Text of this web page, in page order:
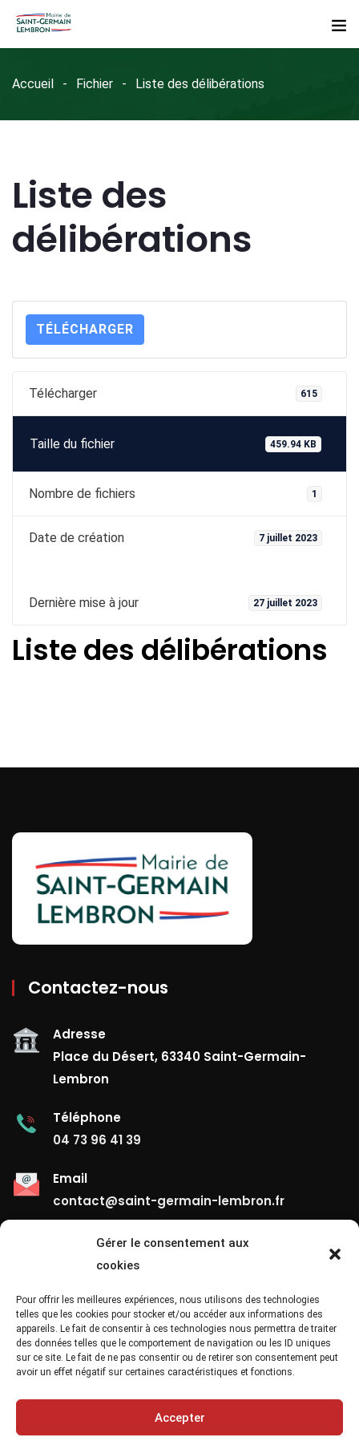
Gérer le consentement aux
cookies
Pour offrir les meilleures expériences, nous utilisons des technologies
telles que les cookies pour stocker et/ou accéder aux informations des
appareils. Le fait de consentir à ces technologies nous permettra de traiter
des données telles que le comportement de navigation ou les ID uniques
sur ce site. Le fait de ne pas consentir ou de retirer son consentement peut
avoir un effet négatif sur certaines caractéristiques et fonctions.
Accepter
Accueil Fichier Liste des délibérations
Liste des
délibérations
TÉLÉCHARGER
Télécharger 615
Taille du fichier 459.94 KB
Nombre de fichiers 1
Date de création 7 juillet 2023
Dernière mise à jour 27 juillet 2023
Liste des délibérations
Contactez-nous
Adresse
Place du Désert, 63340 Saint-Germain-
Lembron
Téléphone
04 73 96 41 39
Email
contact@saint-germain-lembron.fr
Liens Utiles
Contact
Mentions Légales
Confidentialité
Site Map